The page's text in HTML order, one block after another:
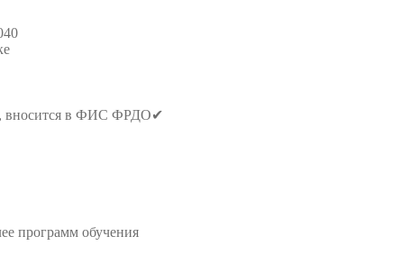
вносится в ФИС ФРДО✔
программ обучения